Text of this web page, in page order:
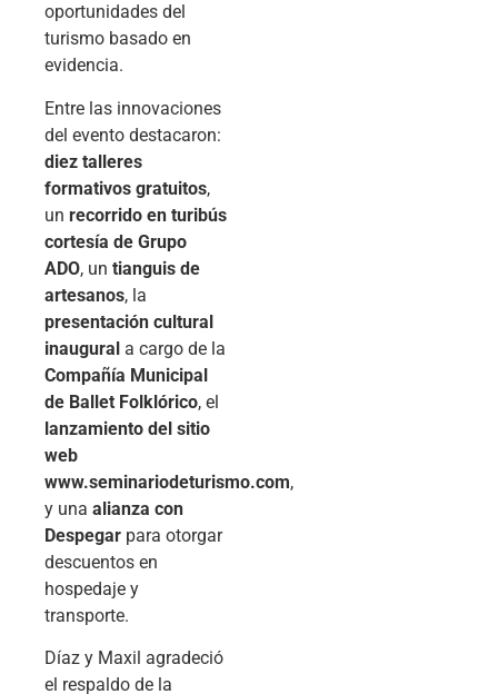
oportunidades del
turismo basado en
evidencia.
Entre las innovaciones
del evento destacaron:
diez talleres
formativos gratuitos,
un recorrido en turibús
cortesía de Grupo
ADO, un tianguis de
artesanos, la
presentación cultural
inaugural a cargo de la
Compañía Municipal
de Ballet Folklórico, el
lanzamiento del sitio
web
www.seminariodeturismo.com,
y una alianza con
Despegar para otorgar
descuentos en
hospedaje y
transporte.
Díaz y Maxil agradeció
el respaldo de la